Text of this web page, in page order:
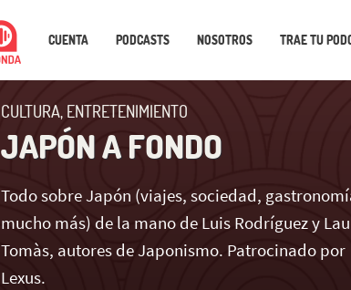
CUENTA PODCASTS NOSOTROS TRAE TU
CULTURA, ENTRETENIMIENTO
JAPÓN A FONDO
Todo sobre Japón (viajes, sociedad,
mucho más) de la mano de Luis Rodríguez y
Tomàs, autores de Japonismo. Patrocinado por
Lexus.